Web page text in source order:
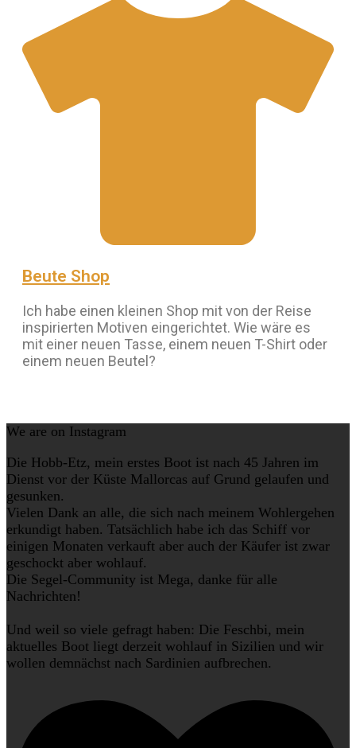
Beute Shop
Ich habe einen kleinen Shop mit von der Reise
inspirierten Motiven eingerichtet. Wie wäre es
mit einer neuen Tasse, einem neuen T-Shirt oder
einem neuen Beutel?
We are on Instagram
Die Hobb-Etz, mein erstes Boot ist nach 45 Jahren im
Dienst vor der Küste Mallorcas auf Grund gelaufen und
gesunken.
Vielen Dank an alle, die sich nach meinem Wohlergehen
erkundigt haben. Tatsächlich habe ich das Schiff vor
einigen Monaten verkauft aber auch der Käufer ist zwar
geschockt aber wohlauf.
Die Segel-Community ist Mega, danke für alle
Nachrichten!
Und weil so viele gefragt haben: Die Feschbi, mein
aktuelles Boot liegt derzeit wohlauf in Sizilien und wir
wollen demnächst nach Sardinien aufbrechen.